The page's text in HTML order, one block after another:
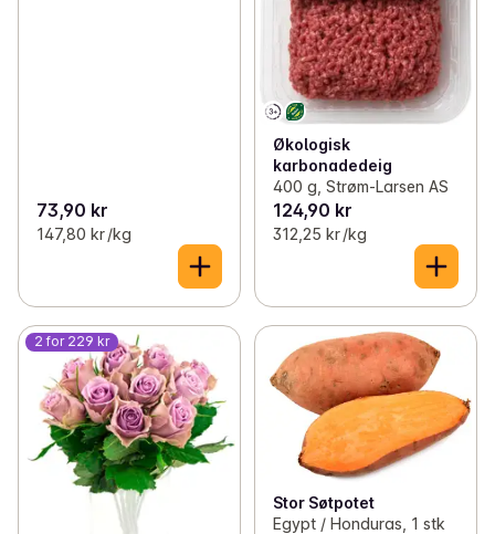
73,90 kr
147,80 kr /kg
Økologisk
karbonadedeig
400 g, Strøm-Larsen AS
124,90 kr
312,25 kr /kg
2 for 229 kr
Stor Søtpotet
Egypt / Honduras, 1 stk